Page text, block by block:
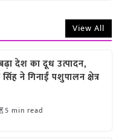
View All
देश का दूध उत्पादन,
ने गिनाईं पशुपालन क्षेत्र
5 min read